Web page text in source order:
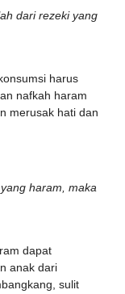
dari rezeki yang
harus
nafkah haram
merusak hati dan
haram, maka
dapat
anak dari
sulit